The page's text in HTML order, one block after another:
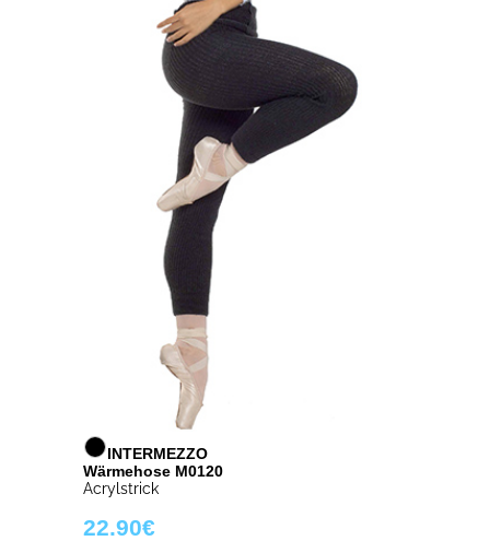
INTERMEZZO
Wärmehose M0120
Acrylstrick
22.90€